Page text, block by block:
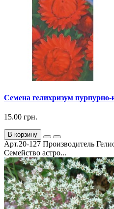
Семена гелихризум
15.00 грн.
В корзину
Арт.20-127 Производитель
Семейство астро...